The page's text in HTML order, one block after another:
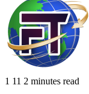
1 11 2 minutes read